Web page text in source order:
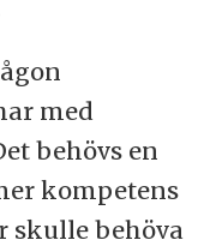
med
behövs en
kompetens
skulle behöva